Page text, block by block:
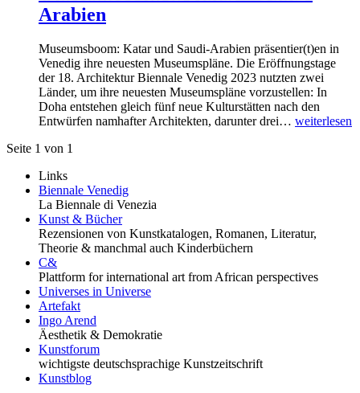
Arabien
Museumsboom: Katar und Saudi-Arabien präsentier(t)en in
Venedig ihre neuesten Museumspläne. Die Eröffnungstage
der 18. Architektur Biennale Venedig 2023 nutzten zwei
Länder, um ihre neuesten Museumspläne vorzustellen: In
Doha entstehen gleich fünf neue Kulturstätten nach den
Entwürfen namhafter Architekten, darunter drei… weiterlesen
Seite 1 von 1
Links
Biennale Venedig
La Biennale di Venezia
Kunst & Bücher
Rezensionen von Kunstkatalogen, Romanen, Literatur,
Theorie & manchmal auch Kinderbüchern
C&
Plattform for international art from African perspectives
Universes in Universe
Artefakt
Ingo Arend
Äesthetik & Demokratie
Kunstforum
wichtigste deutschsprachige Kunstzeitschrift
Kunstblog